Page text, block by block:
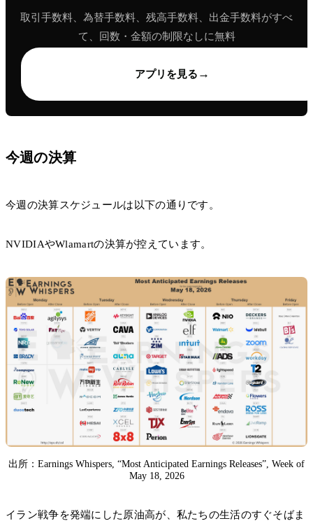
取引手数料、為替手数料、残高手数料、出金手数料がすべ
て、回数・金額の制限なしに無料
アプリを見る →
今週の決算
今週の決算スケジュールは以下の通りです。
NVIDIAやWlamartの決算が控えています。
出所：Earnings Whispers, “Most Anticipated Earnings Releases”, Week of
May 18, 2026
イラン戦争を発端にした原油高が、私たちの生活のすぐそばま